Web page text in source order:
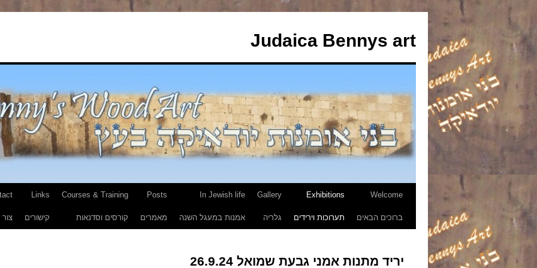
Judaica Bennys art
לדלג
לתוכן
Welcome
ברוכים הבאים
Exhibitions
תערוכות וירידים
Gallery
גלריה
In Jewish life
אמנות במעגל השנה
Posts
מאמרים
Courses & Training
קורסים וסדנאות
Links
קישורים
יריד מתנות אמני גבעת שמואל 26.9.24